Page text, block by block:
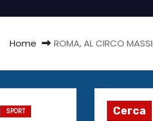
Home ROMA, AL CIRCO
SPORT Cerca